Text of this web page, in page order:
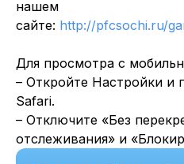
нашем
сайте: http://pfcsochi.ru/
Для просмотра с
– Откройте Настройки и
Safari.
– Отключите «Без
отслеживания» и